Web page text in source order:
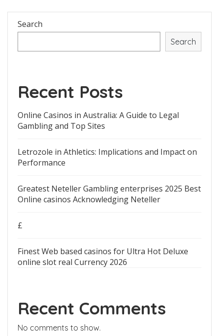
Search
Search
Recent Posts
Online Casinos in Australia: A Guide to Legal
Gambling and Top Sites
Letrozole in Athletics: Implications and Impact on
Performance
Greatest Neteller Gambling enterprises 2025 Best
Online casinos Acknowledging Neteller
£
Finest Web based casinos for Ultra Hot Deluxe
online slot real Currency 2026
Recent Comments
No comments to show.